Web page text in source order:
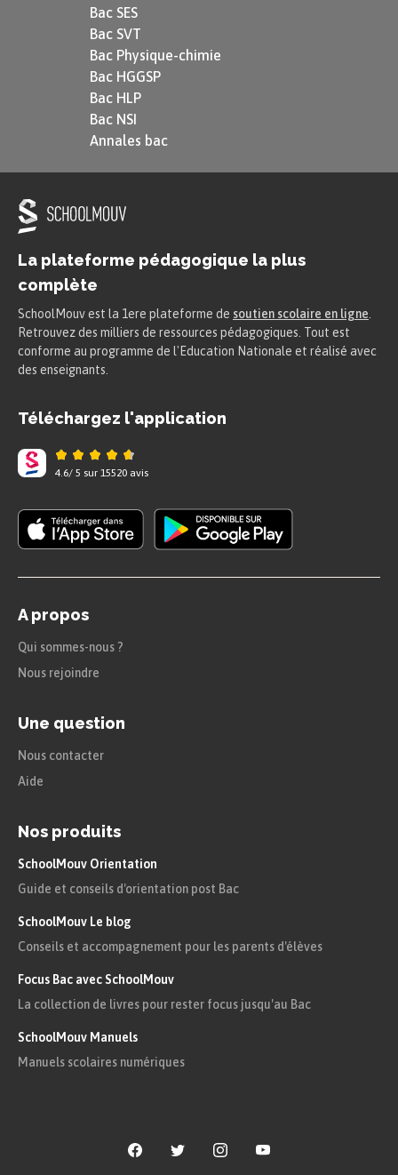
Bac SES
Bac SVT
Bac Physique-chimie
Bac HGGSP
Bac HLP
Bac NSI
Annales bac
La plateforme pédagogique la plus
complète
SchoolMouv est la 1ere plateforme de soutien scolaire en ligne
Retrouvez des milliers de ressources pédagogiques. Tout est
conforme au programme de l'Education Nationale et réalisé avec
des enseignants.
Téléchargez l'application
4.6/ 5 sur 15520 avis
A propos
Qui sommes-nous ?
Nous rejoindre
Une question
Nous contacter
Aide
Nos produits
SchoolMouv Orientation
Guide et conseils d'orientation post Bac
SchoolMouv Le blog
Conseils et accompagnement pour les parents d'élèves
Focus Bac avec SchoolMouv
La collection de livres pour rester focus jusqu'au Bac
SchoolMouv Manuels
Manuels scolaires numériques